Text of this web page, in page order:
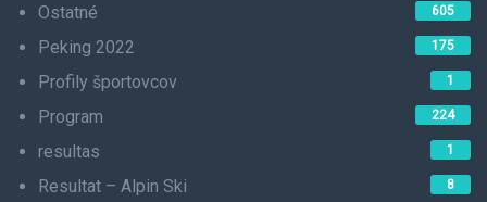
Ostatné 605
Peking 2022 175
Profily športovcov 1
Program 224
resultas 1
Resultat – Alpin Ski 8